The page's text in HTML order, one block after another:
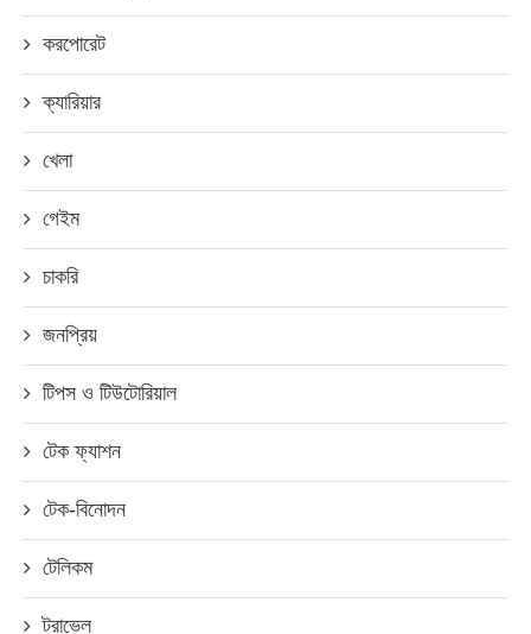
করপোরেট
ক্যারিয়ার
খেলা
গেইম
চাকরি
জনপ্রিয়
টিপস ও টিউটোরিয়াল
টেক ফ্যাশন
টেক-বিনোদন
টেলিকম
ট্রাভেল